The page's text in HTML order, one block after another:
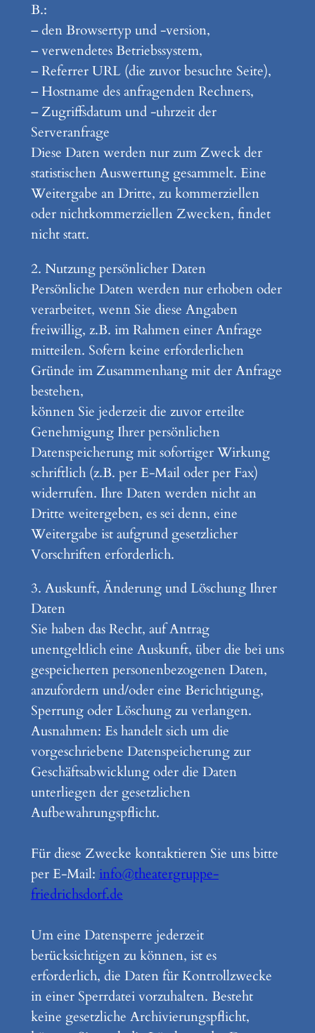
B.:
– den Browsertyp und -version,
– verwendetes Betriebssystem,
– Referrer URL (die zuvor besuchte Seite),
– Hostname des anfragenden Rechners,
– Zugriffsdatum und -uhrzeit der
Serveranfrage
Diese Daten werden nur zum Zweck der
statistischen Auswertung gesammelt. Eine
Weitergabe an Dritte, zu kommerziellen
oder nichtkommerziellen Zwecken, findet
nicht statt.
2. Nutzung persönlicher Daten
Persönliche Daten werden nur erhoben oder
verarbeitet, wenn Sie diese Angaben
freiwillig, z.B. im Rahmen einer Anfrage
mitteilen. Sofern keine erforderlichen
Gründe im Zusammenhang mit der Anfrage
bestehen,
können Sie jederzeit die zuvor erteilte
Genehmigung Ihrer persönlichen
Datenspeicherung mit sofortiger Wirkung
schriftlich (z.B. per E-Mail oder per Fax)
widerrufen. Ihre Daten werden nicht an
Dritte weitergeben, es sei denn, eine
Weitergabe ist aufgrund gesetzlicher
Vorschriften erforderlich.
3. Auskunft, Änderung und Löschung Ihrer
Daten
Sie haben das Recht, auf Antrag
unentgeltlich eine Auskunft, über die bei uns
gespeicherten personenbezogenen Daten,
anzufordern und/oder eine Berichtigung,
Sperrung oder Löschung zu verlangen.
Ausnahmen: Es handelt sich um die
vorgeschriebene Datenspeicherung zur
Geschäftsabwicklung oder die Daten
unterliegen der gesetzlichen
Aufbewahrungspflicht.
Für diese Zwecke kontaktieren Sie uns bitte
per E-Mail: info@theatergruppe-
friedrichsdorf.de
Um eine Datensperre jederzeit
berücksichtigen zu können, ist es
erforderlich, die Daten für Kontrollzwecke
in einer Sperrdatei vorzuhalten. Besteht
keine gesetzliche Archivierungspflicht,